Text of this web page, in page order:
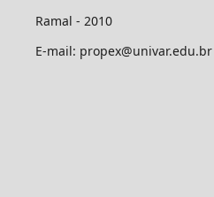
Ramal - 2010
E-mail: propex@univar.edu.br